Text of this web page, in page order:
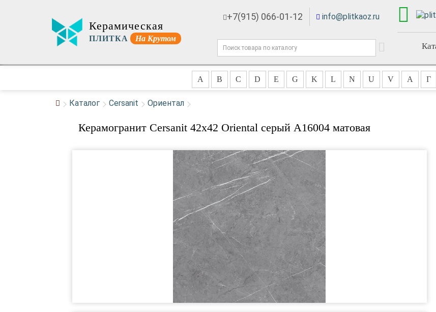
Керамическая
ПЛИТКА На Крутом
+7(915) 066-01-12 info@plitkaoz.ru
A B C D E G K L N U V А Г
Каталог Cersanit Ориентал
Керамогранит Cersanit 42x42 Oriental серый А16004 матовая